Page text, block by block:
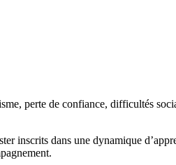
perte de confiance, difficultés
inscrits dans une dynamique